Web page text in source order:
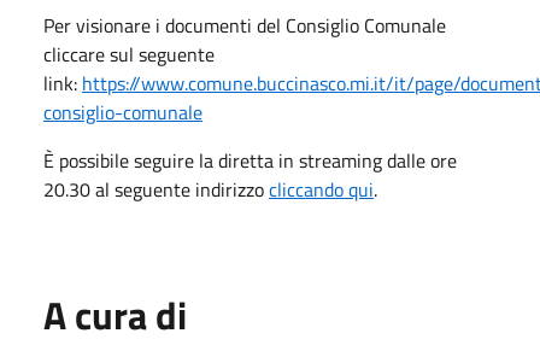
Per visionare i documenti del Consiglio Comunale
cliccare sul seguente
link: https://www.comune.buccinasco.mi.it/it/page/
consiglio-comunale
È possibile seguire la diretta in streaming dalle ore
20.30 al seguente indirizzocliccando qui.
A cura di